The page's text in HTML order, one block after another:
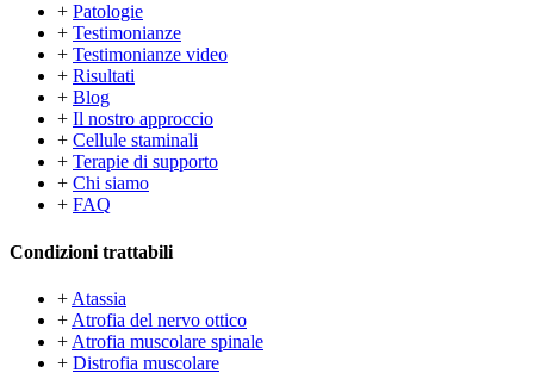
+ Patologie
+ Testimonianze
+ Testimonianze video
+ Risultati
+ Blog
+ Il nostro approccio
+ Cellule staminali
+ Terapie di supporto
+ Chi siamo
+ FAQ
Condizioni trattabili
+ Atassia
+ Atrofia del nervo ottico
+ Atrofia muscolare spinale
+ Distrofia muscolare